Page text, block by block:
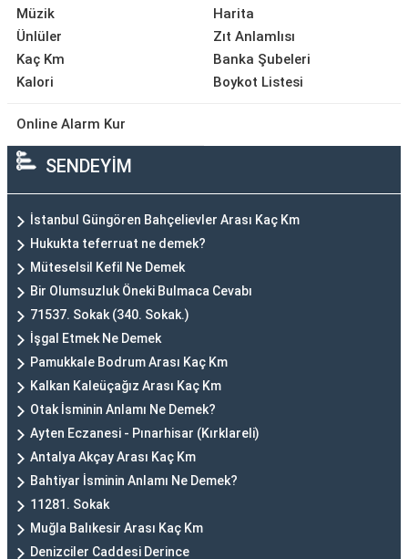
Müzik
Ünlüler
Kaç Km
Kalori
Harita
Zıt Anlamlısı
Banka Şubeleri
Boykot Listesi
Online Alarm Kur
SENDEYİM
İstanbul Güngören Bahçelievler Arası Kaç Km
Hukukta teferruat ne demek?
Müteselsil Kefil Ne Demek
Bir Olumsuzluk Öneki Bulmaca Cevabı
71537. Sokak (340. Sokak.)
İşgal Etmek Ne Demek
Pamukkale Bodrum Arası Kaç Km
Kalkan Kaleüçağız Arası Kaç Km
Otak İsminin Anlamı Ne Demek?
Ayten Eczanesi - Pınarhisar (Kırklareli)
Antalya Akçay Arası Kaç Km
Bahtiyar İsminin Anlamı Ne Demek?
11281. Sokak
Muğla Balıkesir Arası Kaç Km
Denizciler Caddesi Derince